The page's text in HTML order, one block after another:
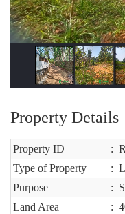
Property Details
Property ID :
Type of Property
:
Purpose
:
Land Area
: